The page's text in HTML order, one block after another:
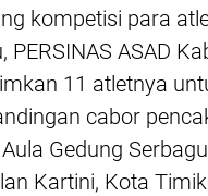
kompetisi para
PERSINAS ASAD
11 atletnya
cabor
Gedung
Kartini, Kota